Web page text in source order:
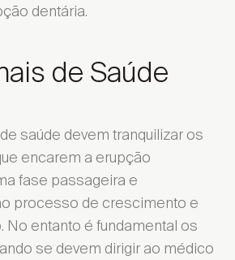
dentária.
de Saúde
saúde devem tranquilizar os
encarem a erupção
fase passageira e
processo de crescimento e
No entanto é fundamental os
se devem dirigir ao médico